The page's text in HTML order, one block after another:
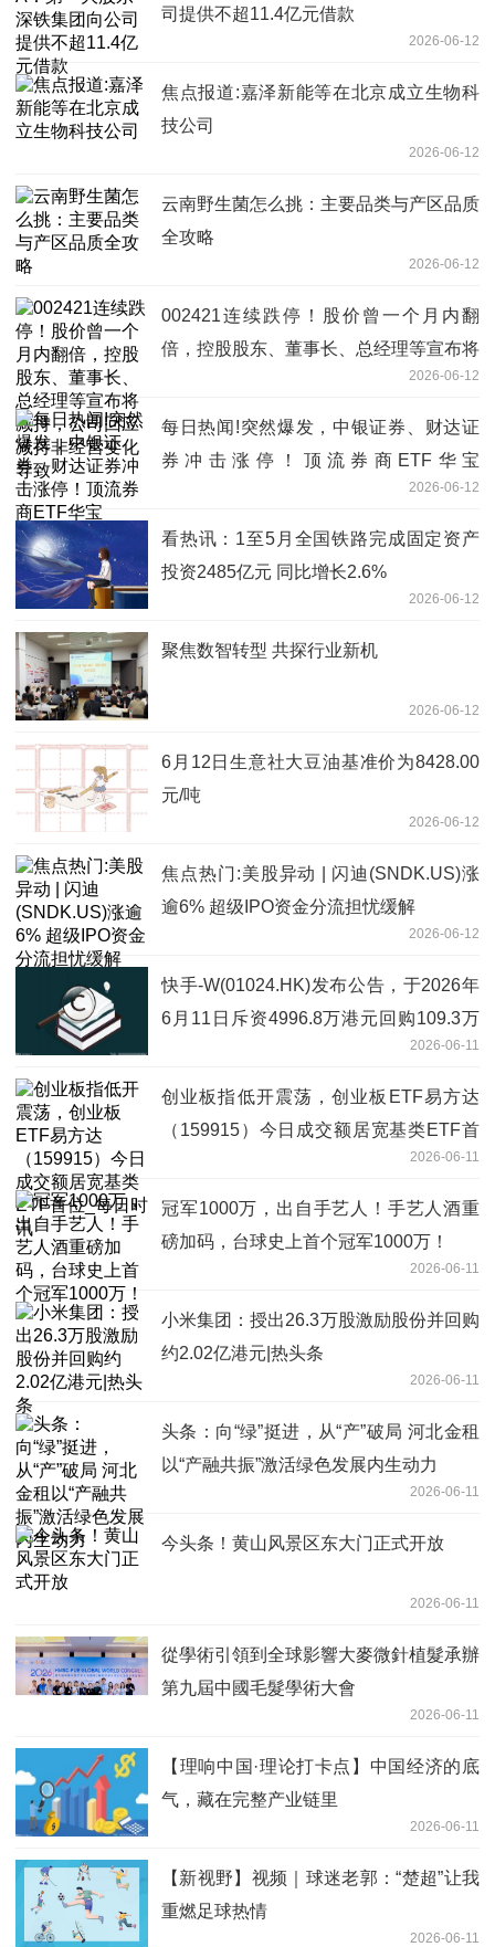
司提供不超11.4亿元借款
2026-06-12
焦点报道:嘉泽新能等在北京成立生物科
技公司
2026-06-12
云南野生菌怎么挑：主要品类与产区品质
全攻略
2026-06-12
002421连续跌停！股价曾一个月内翻
倍，控股股东、董事长、总经理等宣布将
减持，公司回应减持非经营变化导致2026-06-12
每日热闻!突然爆发，中银证券、财达证
券冲击涨停！顶流券商ETF华宝
（512000）涨超3%，单日再度吸金1.15
亿元
2026-06-12
看热讯：1至5月全国铁路完成固定资产
投资2485亿元 同比增长2.6%
2026-06-12
聚焦数智转型 共探行业新机
2026-06-12
6月12日生意社大豆油基准价为8428.00
元/吨
2026-06-12
焦点热门:美股异动 | 闪迪(SNDK.US)涨
逾6% 超级IPO资金分流担忧缓解
2026-06-12
快手-W(01024.HK)发布公告，于2026年
6月11日斥资4996.8万港元回购109.3万
2026-06-11
创业板指低开震荡，创业板ETF易方达
（159915）今日成交额居宽基类ETF首
2026-06-11
冠军1000万，出自手艺人！手艺人酒重
磅加码，台球史上首个冠军1000万！
2026-06-11
小米集团：授出26.3万股激励股份并回购
约2.02亿港元|热头条
2026-06-11
头条：向“绿”挺进，从“产”破局 河北金租
以“产融共振”激活绿色发展内生动力
2026-06-11
今头条！黄山风景区东大门正式开放
2026-06-11
從學術引領到全球影響大麥微針植髮承辦
第九屆中國毛髮學術大會
2026-06-11
【理响中国·理论打卡点】中国经济的底
气，藏在完整产业链里
2026-06-11
【新视野】视频｜球迷老郭：“楚超”让我
重燃足球热情
2026-06-11